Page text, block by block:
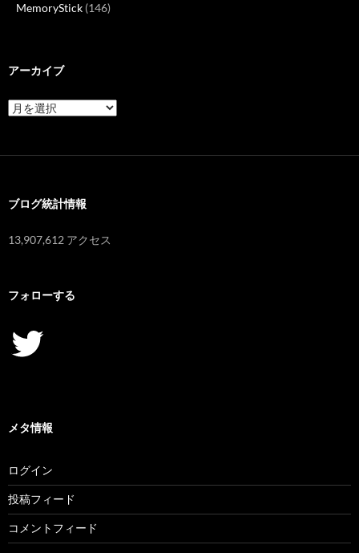
MemoryStick (146)
アーカイブ
ア
ー
ブログ統計情報
13,907,612 アクセス
フォローする
Twitter
メタ情報
ログイン
投稿フィード
コメントフィード